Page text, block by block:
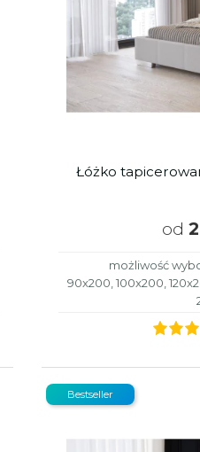
Łóżko
od
możliwość
90x200, 100x200,
Bestseller